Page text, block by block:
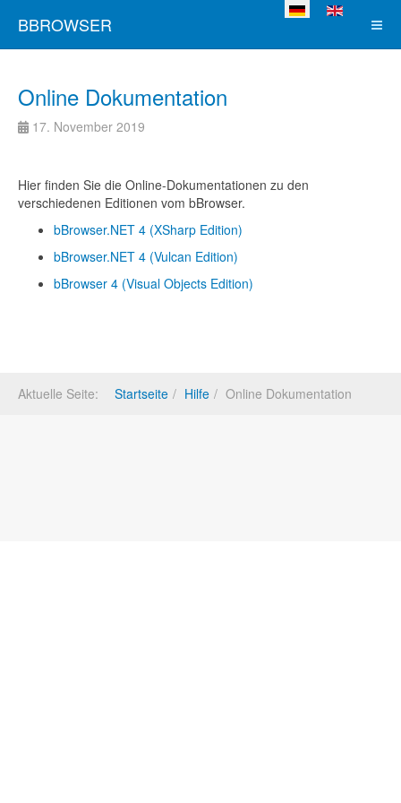
BBROWSER
Sprache auswählen
Online Dokumentation
17. November 2019
Hier finden Sie die Online-Dokumentationen zu den
verschiedenen Editionen vom bBrowser.
bBrowser.NET 4 (XSharp Edition)
bBrowser.NET 4 (Vulcan Edition)
bBrowser 4 (Visual Objects Edition)
Aktuelle Seite: Startseite Hilfe Online Dokumentation